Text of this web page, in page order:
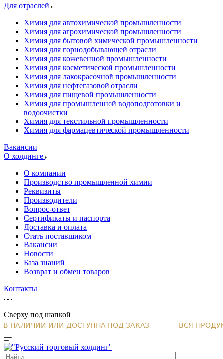
Для отраслей
Химия для автохимической промышленности
Химия для агрохимической промышленности
Химия для бытовой химической промышленности
Химия для горнодобывающей отрасли
Химия для кожевенной промышленности
Химия для косметической промышленности
Химия для лакокрасочной промышленности
Химия для нефтегазовой отрасли
Химия для пищевой промышленности
Химия для промышленной водоподготовки и
водоочистки
Химия для текстильной промышленности
Химия для фармацевтической промышленности
Вакансии
О холдинге
О компании
Производство промышленной химии
Реквизиты
Производители
Вопрос-ответ
Сертификаты и паспорта
Доставка и оплата
Стать поставщиком
Вакансии
Новости
База знаний
Возврат и обмен товаров
Контакты
Сверху под шапкой